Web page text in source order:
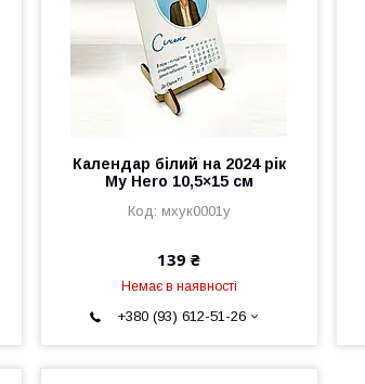
Календар білий на 2024 рік
My Hero 10,5×15 см
мхук0001у
139 ₴
Немає в наявності
+380 (93) 612-51-26